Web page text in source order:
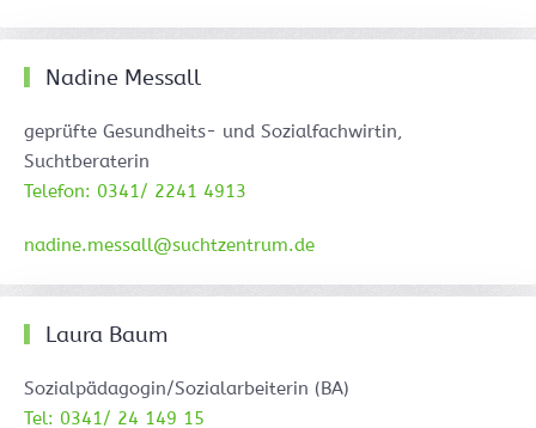
Nadine Messall
geprüfte Gesundheits- und Sozialfachwirtin,
Suchtberaterin
Telefon: 0341/ 2241 4913
nadine.messall@suchtzentrum.de
Laura Baum
Sozialpädagogin/Sozialarbeiterin (BA)
Tel: 0341/ 24 149 15